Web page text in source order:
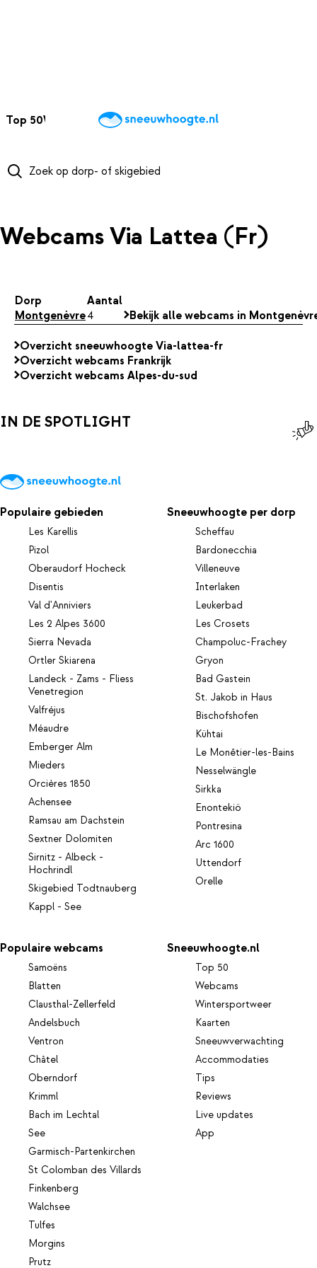
Top 50Webcams WintersportweerKaarten
Webcams Via Lattea (Fr)
Dorp
Aantal
Montgenèvre4 Bekijk alle webcams in
Overzicht sneeuwhoogte Via-lattea-fr
Overzicht webcams Frankrijk
Overzicht webcams Alpes-du-sud
IN DE SPOTLIGHT
Populaire gebieden
Les Karellis
Pizol
Oberaudorf Hocheck
Disentis
Val d'Anniviers
Les 2 Alpes 3600
Sierra Nevada
Ortler Skiarena
Landeck - Zams - Fliess
Venetregion
Valfréjus
Méaudre
Emberger Alm
Mieders
Orcières 1850
Achensee
Ramsau am Dachstein
Sextner Dolomiten
Sirnitz - Albeck -
Hochrindl
Skigebied Todtnauberg
Kappl - See
Sneeuwhoogte per dorp
Scheffau
Bardonecchia
Villeneuve
Interlaken
Leukerbad
Les Crosets
Champoluc-Frachey
Gryon
Bad Gastein
St. Jakob in Haus
Bischofshofen
Kühtai
Le Monêtier-les-Bains
Nesselwängle
Sirkka
Enontekiö
Pontresina
Arc 1600
Uttendorf
Orelle
Populaire webcams
Samoëns
Blatten
Clausthal-Zellerfeld
Andelsbuch
Ventron
Châtel
Oberndorf
Krimml
Bach im Lechtal
See
Garmisch-Partenkirchen
St Colomban des Villards
Finkenberg
Walchsee
Tulfes
Morgins
Prutz
Sneeuwhoogte.nl
Top 50
Webcams
Wintersportweer
Kaarten
Sneeuwverwachting
Accommodaties
Tips
Reviews
Live updates
App